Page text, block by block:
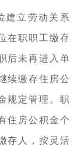
建立劳动关系
在职职工缴存
后未再进入单
续缴存住房公
规定管理。职
住房公积金个
存人，按灵活